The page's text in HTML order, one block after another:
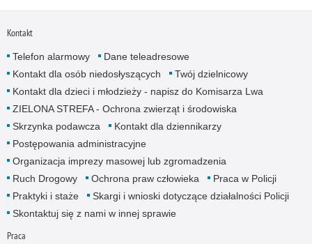
Kontakt
Telefon alarmowy
Dane teleadresowe
Kontakt dla osób niedosłyszących
Twój dzielnicowy
Kontakt dla dzieci i młodzieży - napisz do Komisarza Lwa
ZIELONA STREFA - Ochrona zwierząt i środowiska
Skrzynka podawcza
Kontakt dla dziennikarzy
Postępowania administracyjne
Organizacja imprezy masowej lub zgromadzenia
Ruch Drogowy
Ochrona praw człowieka
Praca w Policji
Praktyki i staże
Skargi i wnioski dotyczące działalności Policji
Skontaktuj się z nami w innej sprawie
Praca